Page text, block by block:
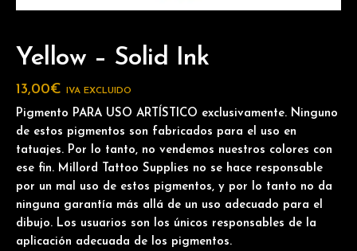
Yellow – Solid Ink
13,00€ IVA EXCLUIDO
Pigmento PARA USO ARTÍSTICO exclusivamente. Ninguno
de estos pigmentos son fabricados para el uso en
tatuajes. Por lo tanto, no vendemos nuestros colores con
ese fin. Millord Tattoo Supplies no se hace responsable
por un mal uso de estos pigmentos, y por lo tanto no da
ninguna garantía más allá de un uso adecuado para el
dibujo. Los usuarios son los únicos responsables de la
aplicación adecuada de los pigmentos.